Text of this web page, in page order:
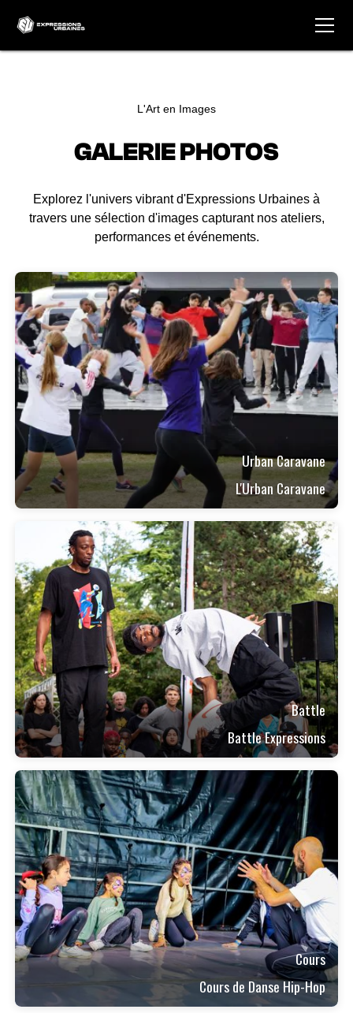
L'Art en Images
GALERIE PHOTOS
Explorez l'univers vibrant d'Expressions Urbaines à
travers une sélection d'images capturant nos ateliers,
performances et événements.
Urban Caravane
L'Urban Caravane
Battle
Battle Expressions
Cours
Cours de Danse Hip-Hop